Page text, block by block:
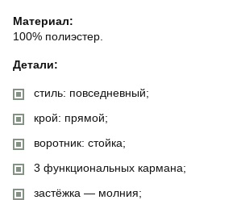
Материал:
100% полиэстер.
Детали:
стиль: повседневный;
крой: прямой;
воротник: стойка;
3 функциональных кармана;
застёжка — молния;